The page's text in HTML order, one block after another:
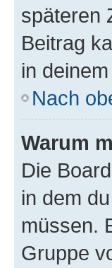
späteren
Beitrag
in
Nach
Warum
Die
in dem
müssen.
Gruppe